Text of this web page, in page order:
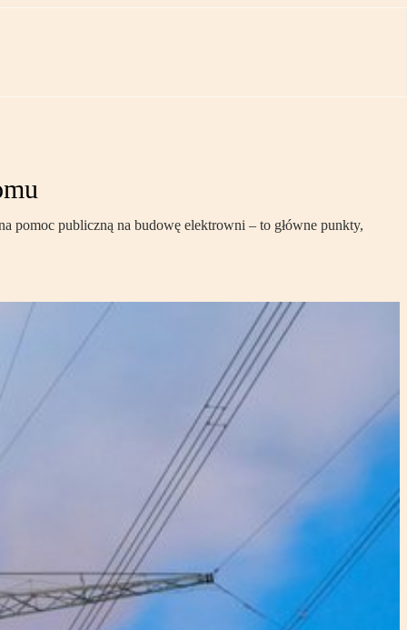
pomoc publiczną na budowę elektrowni – to główne punkty,